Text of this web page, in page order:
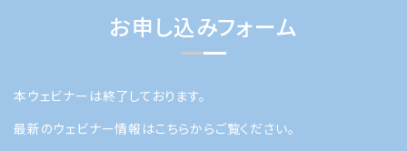
お申し込みフォーム
本ウェビナーは終了しております。
最新のウェビナー情報はこちらからご覧ください。